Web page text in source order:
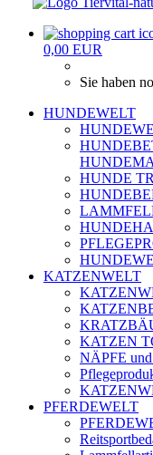
0,00 EUR
Sie haben
HUNDEWELT
HUNDE
KATZENWELT
KATZEN
NÄPFE
PFERDEWELT